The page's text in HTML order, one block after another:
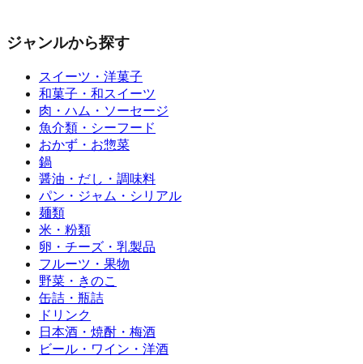
ジャンルから探す
スイーツ・洋菓子
和菓子・和スイーツ
肉・ハム・ソーセージ
魚介類・シーフード
おかず・お惣菜
鍋
醤油・だし・調味料
パン・ジャム・シリアル
麺類
米・粉類
卵・チーズ・乳製品
フルーツ・果物
野菜・きのこ
缶詰・瓶詰
ドリンク
日本酒・焼酎・梅酒
ビール・ワイン・洋酒